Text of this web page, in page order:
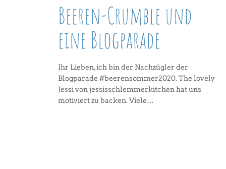
Beeren-Crumble und
eine Blogparade
Ihr Lieben, ich bin der Nachzügler der
Blogparade #beerensommer2020. The lovely
Jessi von jessisschlemmerkitchen hat uns
motiviert zu backen. Viele…